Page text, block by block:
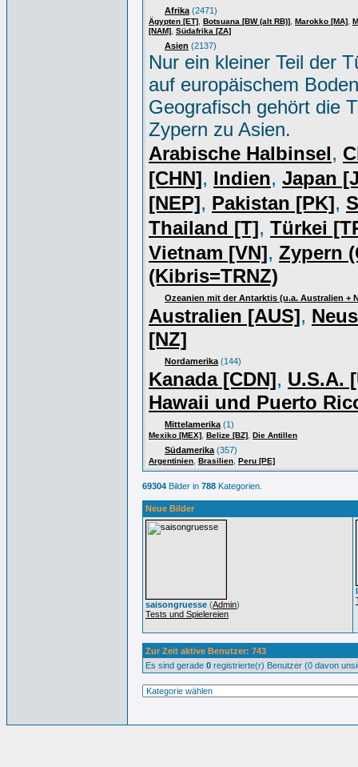
Afrika (2471)
Ägypten [ET] Botsuana [BW (alt RB)] Marokko [MA]
[NAM] Südafrika [ZA]
Asien (2137)
Nur ein kleiner Teil der
auf europäischem
Geografisch gehört die
Zypern zu Asien.
Arabische Halbinsel,
[CHN], Indien, Japan
[NEP], Pakistan [PK],
Thailand [T], Türkei
Vietnam [VN], Zypern
(Kibris=TRNZ)
Ozeanien mit der Antarktis (u.a. Australien +
Australien [AUS],
[NZ]
Nordamerika (144)
Kanada [CDN], U.S.A.
Hawaii und Puerto
Mittelamerika (1)
Mexiko [MEX] Belize [BZ] Die Antillen
Südamerika (357)
Argentinien Brasilien Peru [PE]
69304 Bilder in 788 Kategorien.
Neue Bilder
saisongruesse (Admin)
Tests und Spielereien
Zur Zeit aktive Benutzer: 743
Es sind gerade 0 registrierte(r) Benutzer (0 davon